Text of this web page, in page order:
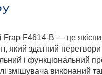
Frap F4614-B — це
який здатний
і функціональний
змішувача виконаний